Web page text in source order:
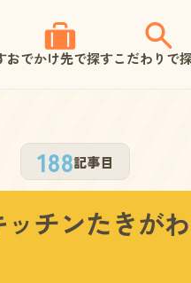
おでかけ先で探すこだわりで
188記事目
チンたきが